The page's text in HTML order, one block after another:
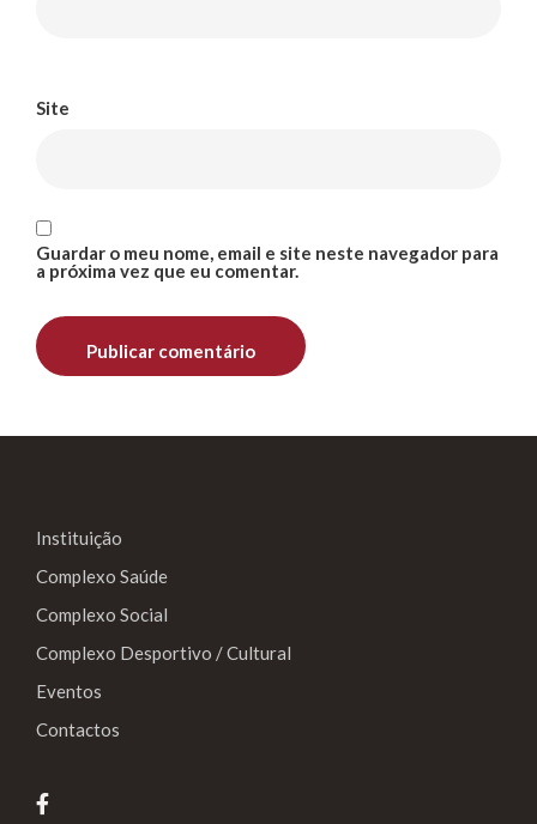
Site
Guardar o meu nome, email e site neste navegador para
a próxima vez que eu comentar.
Instituição
Complexo Saúde
Complexo Social
Complexo Desportivo / Cultural
Eventos
Contactos